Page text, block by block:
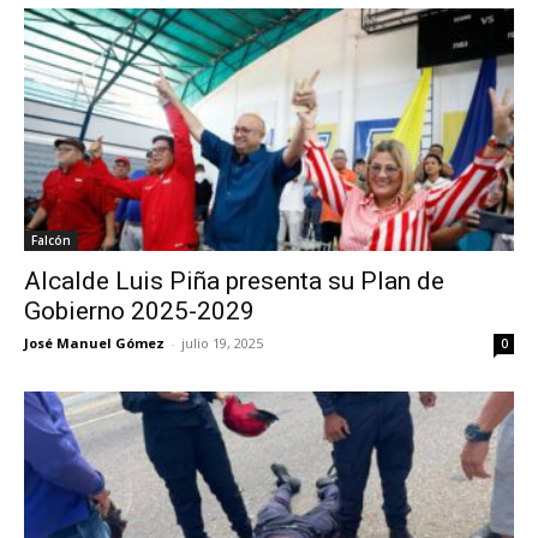
Falcón
Alcalde Luis Piña presenta su Plan de
Gobierno 2025-2029
José Manuel Gómez - julio 19, 2025 0